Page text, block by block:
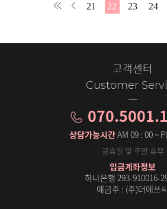
21 22 23 24
고객센터
Customer
상담가능시간AM 09 : 00 ~
공휴일 및 주말 휴무
입금계좌정보
하나은행 293-910016-
예금주 : (주)더에쓰씨